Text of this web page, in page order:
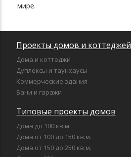
мире.
Проекты домов и коттеджей
Дома и коттеджи
Дуплексы и таунхаусы
Коммерческие здания
Бани и гаражи
Типовые проекты домов
Дома до 100 кв.м.
Дома от 100 до 150 кв.м.
Дома от 150 до 250 кв.м.